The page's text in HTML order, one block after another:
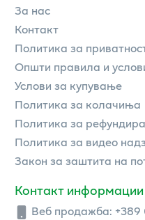
За нас
Контакт
Политика за
Општи правила и
Услови за купување
Политика за колачиња
Политика за
Политика за видео
Закон за заштита на
Контакт информации
Веб продажба: +389